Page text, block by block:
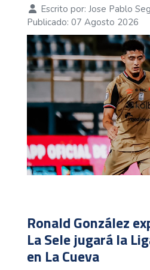
Escrito por: Jose Pablo
Publicado: 07 Agosto 2026
Ronald González
La Sele jugará la
en La Cueva